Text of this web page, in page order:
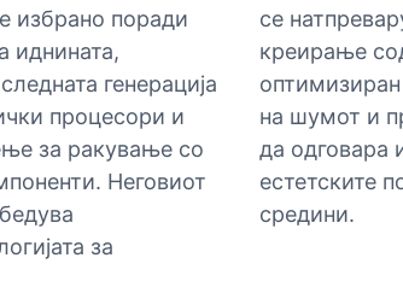
избрано поради
иднината,
генерација
процесори и
за ракување со
Неговиот
за
се
креирање
на шумот и
да одговара
естетските
средини.